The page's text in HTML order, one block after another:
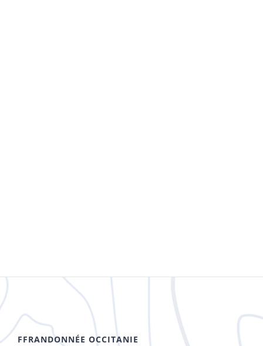
FFRANDONNÉE OCCITANIE